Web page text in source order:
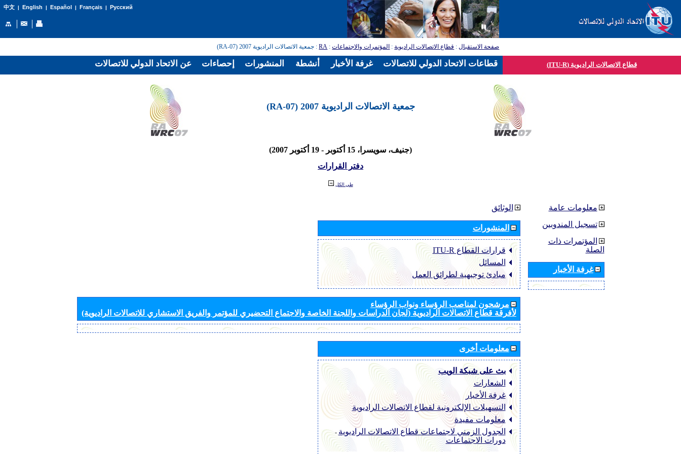
中文| English | Español | Français| Русский
صفحة الاستقبال: قطاع الاتصالات الراديوية: المؤتمرات والاجتماعات:
RA: جمعية الاتصالات الراديوية 2007 (RA-07)
قطاع الاتصالات الراديوية (ITU-R)
جمعية الاتصالات الراديوية 2007 (RA-07)
(جنيف، سويسرا، 15 أكتوبر - 19 أكتوبر 2007)
دفتر القرارات
طي الكل
الوثائق
المنشورات
قرارات القطاع ‏ITU-R
المسائل
مبادئ توجيهية لطرائق العمل
مرشحون لمناصب الرؤساء ونواب الرؤساء
لأفرقة قطاع الاتصالات الراديوية (لجان الدراسات واللجنة الخاصة والاجتماع التحضيري للمؤتمر والفريق الاستشاري للاتصالات الراديوية)
معلومات أخرى
بث على شبكة الويب
الشعارات
غرفة الأخبار
التسهيلات الإلكترونية لقطاع الاتصالات الراديوية
معلومات مفيدة
الجدول الزمني لاجتماعات قطاع الاتصالات الراديوية -
دورات الاجتماعات
معلومات عامة
تسجيل المندوبين
المؤتمرات ذات
الصلة
غرفة الأخبار
عن الاتحاد الدولي للاتصالات إحصاءات المنشورات أنشطة غرفة الأخبار قطاعات الاتحاد الدولي للاتصالات